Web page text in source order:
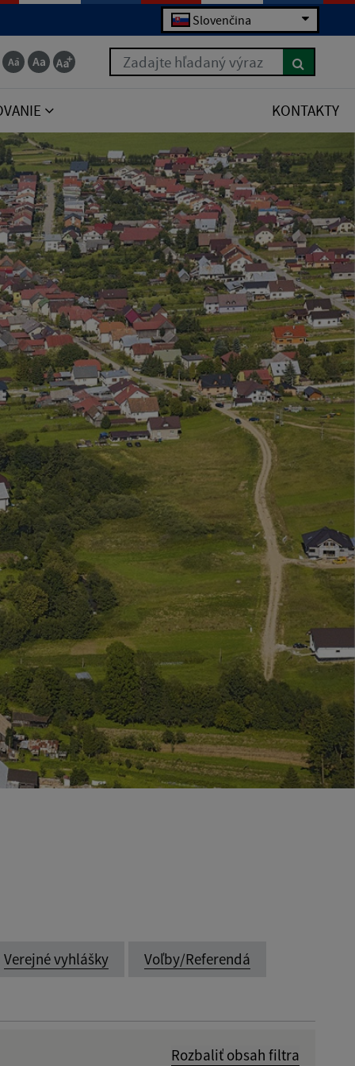
Slovenčina
Zadajte hľadaný výraz
KONTAKTY
Verejné vyhlášky Voľby/Referendá
Rozbaliť obsah filtra